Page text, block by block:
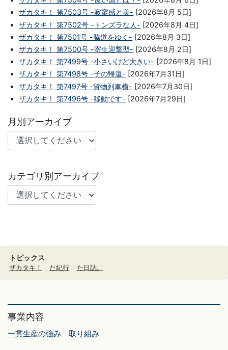
ザカタキ！ 第7503号 -寂寥感と美- [2026年8月 5日]
ザカタキ！ 第7502号 -トンズラな人- [2026年8月 4日]
ザカタキ！ 第7501号 -脇道をゆく- [2026年8月 3日]
ザカタキ！ 第7500号 -寄生迎撃型- [2026年8月 2日]
ザカタキ！ 第7499号 -小さいけど大きい- [2026年8月 1日]
ザカタキ！ 第7498号 -子の帰還- [2026年7月31日]
ザカタキ！ 第7497号 -貨物列車横- [2026年7月30日]
ザカタキ！ 第7496号 -移動です- [2026年7月29日]
月別アーカイブ
カテゴリ別アーカイブ
トピックス
ザカタキ！ た紀行 た日誌。
事業内容
一貫生産の強み 取り組み